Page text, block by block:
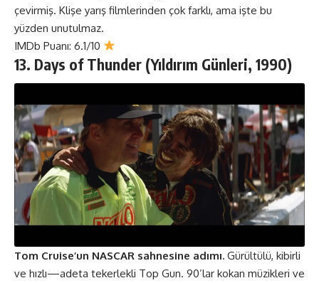
çevirmiş. Klişe yarış filmlerinden çok farklı, ama işte bu
yüzden unutulmaz.
IMDb Puanı: 6.1/10
13. Days of Thunder (Yıldırım Günleri, 1990)
Tom Cruise’un NASCAR sahnesine adımı. Gürültülü, kibirli
ve hızlı—adeta tekerlekli Top Gun. 90’lar kokan müzikleri ve